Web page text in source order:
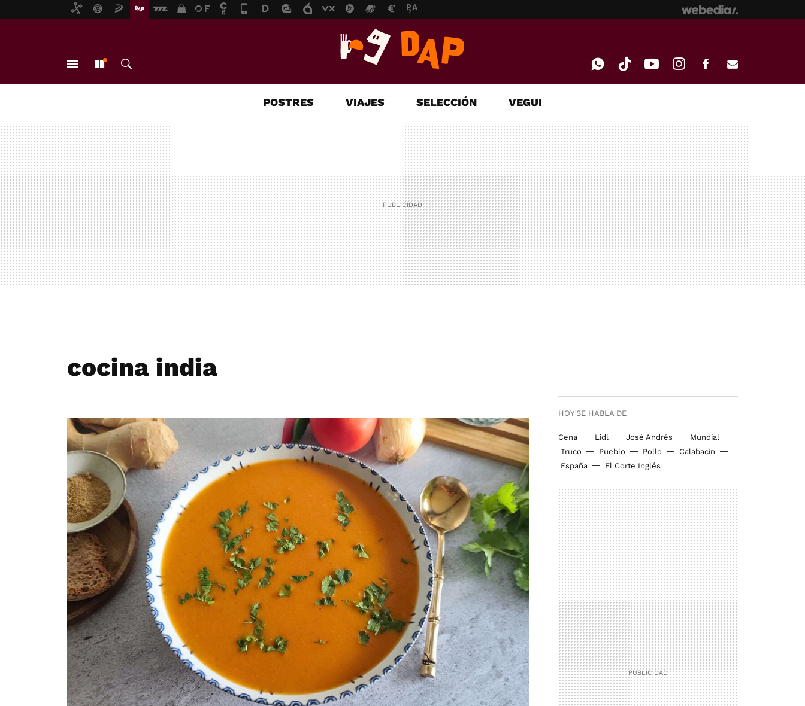
MAIL
POSTRES VIAJES SELECCIÓN VEGUI
cocina india
HOY SE HABLA DE
Cena Lidl José Andrés
Mundial
Truco
Pueblo Pollo
Calabacín
España
El Corte Inglés